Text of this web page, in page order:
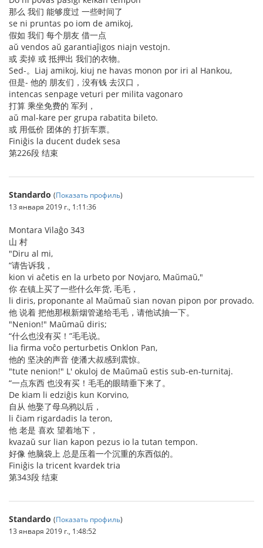
那么 我们 能够度过 一些时间了
se ni pruntas po iom de amikoj,
假如 我们 每个朋友 借一点
aŭ vendos aŭ garantiaĵigos niajn vestojn.
或 卖掉 或 抵押出 我们的衣物。
Sed-。Liaj amikoj, kiuj ne havas monon por iri al Hankou,
但是- 他的 朋友们，没有钱 去汉口，
intencas senpage veturi per milita vagonaro
打算 乘坐免费的 军列，
aŭ mal-kare per grupa rabatita bileto.
或 用低价 团体的 打折车票。
Finiĝis la ducent dudek sesa
第226段 结束
Standardo (Показать профиль)
13 января 2019 г., 1:11:36
Montara Vilaĝo 343
山 村
"Diru al mi,
“请告诉我，
kion vi aĉetis en la urbeto por Novjaro, Maŭmaŭ,"
你 在镇上买了一些什么年货, 毛毛，
li diris, proponante al Maŭmaŭ sian novan pipon por provado.
他 说着 把他那根新烟管递给毛毛，请他试抽一下。
"Nenion!" Maŭmaŭ diris;
“什么也没有买！”毛毛说。
lia firma voĉo perturbetis Onklon Pan,
他的 坚决的声音 使潘大叔感到震惊。
"tute nenion!" L' okuloj de Maŭmaŭ estis sub-en-turnitaj.
“一点东西 也没有买！毛毛的眼睛垂下来了。
De kiam li edziĝis kun Korvino,
自从 他娶了母乌鸦以后，
li ĉiam rigardadis la teron,
他 老是 喜欢 望着地下，
kvazaŭ sur lian kapon pezus io la tutan tempon.
好像 他脑袋上 总是压着一个沉重的东西似的。
Finiĝis la tricent kvardek tria
第343段 结束
Standardo (Показать профиль)
13 января 2019 г., 1:48:52